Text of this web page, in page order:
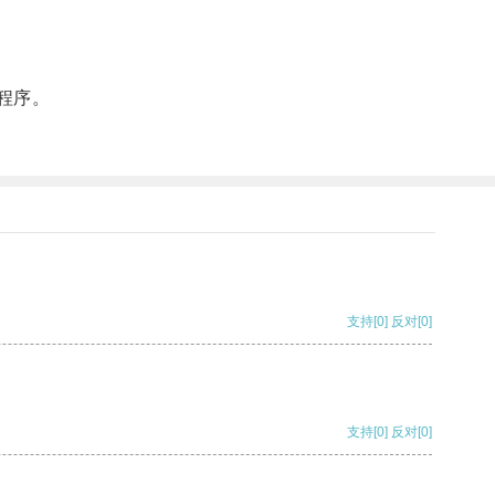
。
支持[0] 反对[0]
支持[0] 反对[0]